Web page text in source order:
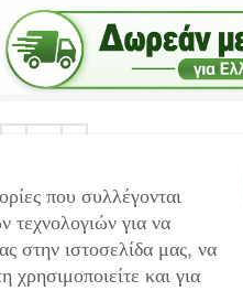
ΓΡΗΓΟΡΗ
που συλλέγονται
για να
στην ιστοσελίδα μας, να
και για